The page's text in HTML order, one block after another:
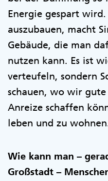
Energie gespart
auszubauen, macht
Gebäude, die man
nutzen kann. Es ist
verteufeln, sondern
schauen, wo wir
Anreize schaffen
leben und zu
Wie kann man –
Großstadt –